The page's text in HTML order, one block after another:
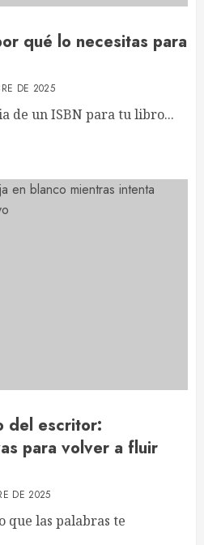
qué lo necesitas para
DE 2025
de un ISBN para tu libro...
del escritor:
para volver a fluir
DE 2025
que las palabras te